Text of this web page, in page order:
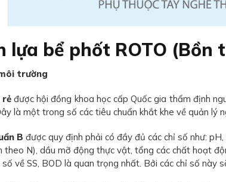
lựa bể phốt ROTO (Bồn
trường
rẻđược hội đồng khoa học cấp Quốc gia thẩm định
là một trong số các tiêu chuẩn khắt khe về quản lý
B được quy định phải có đầy đủ các chỉ số như:
theo N), dầu mỡ động thực vật, tổng các chất hoạt
số về SS, BOD là quan trọng nhất. Bởi các chỉ số